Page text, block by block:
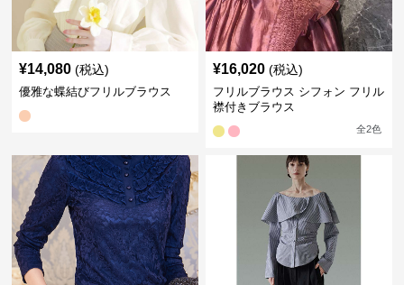
¥14,080 (税込)
優雅な蝶結びフリルブラウス
¥16,020 (税込)
フリルブラウス シフォン フリル
襟付きブラウス
全2色